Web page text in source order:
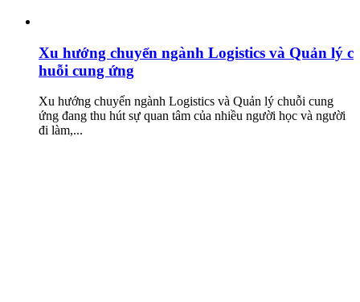
Xu hướng chuyển ngành Logistics và Quản lý c
huỗi cung ứng
Xu hướng chuyển ngành Logistics và Quản lý chuỗi cung
ứng đang thu hút sự quan tâm của nhiều người học và người
đi làm,...